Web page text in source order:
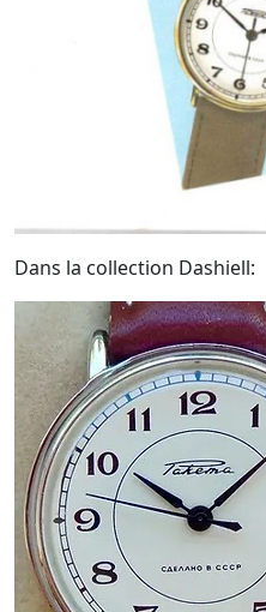
Dans la collection Dashiell: